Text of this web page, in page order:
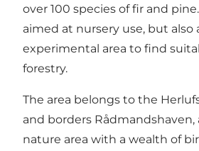
over 100 species of fir and
aimed at nursery use, but also
experimental area to find
forestry.
The area belongs to the
and borders Rådmandshaven,
nature area with a wealth of